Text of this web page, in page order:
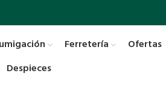
Ferretería
Ofertas
Despieces